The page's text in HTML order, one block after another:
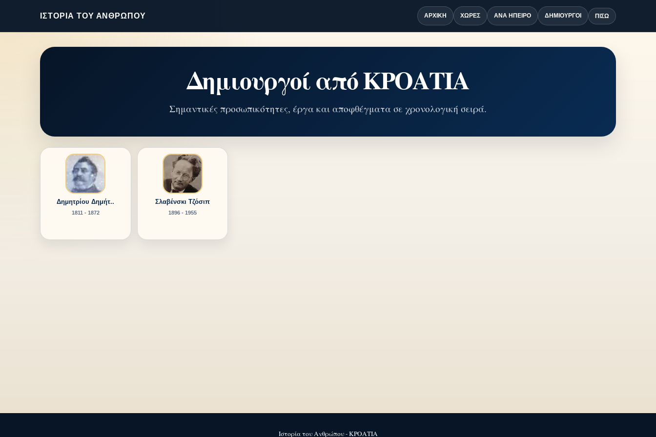
ΙΣΤΟΡΊΑ ΤΟΥ ΑΝΘΡΏΠΟΥ ΑΡΧΙΚΉ ΧΏΡΕΣ ΑΝΆ ΉΠΕΙΡΟ ΔΗΜΙΟΥΡΓΟΊ ΠΊΣΩ
Δημιουργοί από ΚΡΟΑΤΙΑ
Σημαντικές προσωπικότητες, έργα και αποφθέγματα σε χρονολογική σειρά.
Δημητρίου Δημήτ..
1811 - 1872
Σλαβένσκι Τζόσιπ
1896 - 1955
Ιστορία του Ανθρώπου - ΚΡΟΑΤΙΑ